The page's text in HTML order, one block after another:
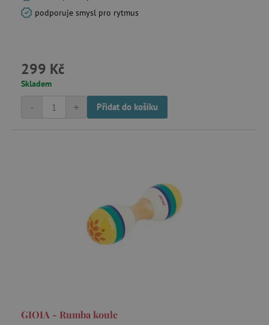
podporuje smysl pro rytmus
299 Kč
Skladem
+
- Přidat do košíku
GIOIA - Rumba koule